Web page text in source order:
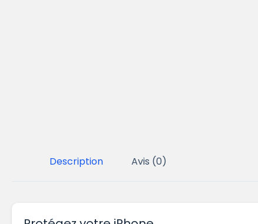
Description Avis (0)